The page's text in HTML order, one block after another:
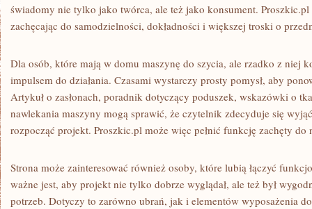
świadomy nie tylko jako twórca, ale też jako konsument.
zachęcając do samodzielności, dokładności i większej troski o
Dla osób, które mają w domu maszynę do szycia, ale rzadko z niej
impulsem do działania. Czasami wystarczy prosty pomysł, aby
Artykuł o zasłonach, poradnik dotyczący poduszek, wskazówki o
nawlekania maszyny mogą sprawić, że czytelnik zdecyduje się
rozpocząć projekt. Proszkic.pl może więc pełnić funkcję zachęty do
Strona może zainteresować również osoby, które lubią łączyć
ważne jest, aby projekt nie tylko dobrze wyglądał, ale też był
potrzeb. Dotyczy to zarówno ubrań, jak i elementów wyposażenia